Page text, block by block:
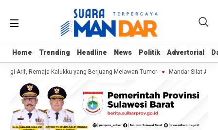
Home Trending Headline News Politik Advertorial
Home Trending Headline News Politik Advertorial
Arif, Remaja Kalukku yang Berjuang Melawan Tumor Mandar Silat